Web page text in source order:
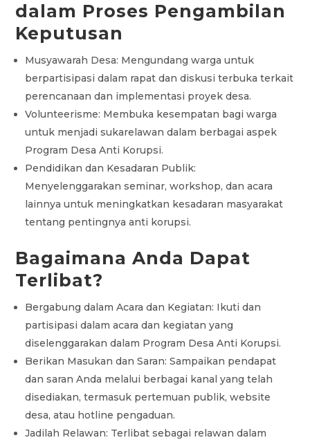
dalam Proses Pengambilan
Keputusan
Musyawarah Desa: Mengundang warga untuk
berpartisipasi dalam rapat dan diskusi terbuka terkait
perencanaan dan implementasi proyek desa.
Volunteerisme: Membuka kesempatan bagi warga
untuk menjadi sukarelawan dalam berbagai aspek
Program Desa Anti Korupsi.
Pendidikan dan Kesadaran Publik:
Menyelenggarakan seminar, workshop, dan acara
lainnya untuk meningkatkan kesadaran masyarakat
tentang pentingnya anti korupsi.
Bagaimana Anda Dapat
Terlibat?
Bergabung dalam Acara dan Kegiatan: Ikuti dan
partisipasi dalam acara dan kegiatan yang
diselenggarakan dalam Program Desa Anti Korupsi.
Berikan Masukan dan Saran: Sampaikan pendapat
dan saran Anda melalui berbagai kanal yang telah
disediakan, termasuk pertemuan publik, website
desa, atau hotline pengaduan.
Jadilah Relawan: Terlibat sebagai relawan dalam